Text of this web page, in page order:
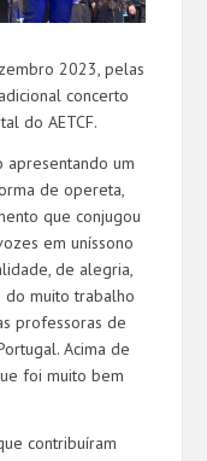
2023, pelas
concerto
do AETCF.
apresentando um
de opereta,
que conjugou
em uníssono
de alegria,
muito trabalho
professoras de
Acima de
foi muito bem
contribuíram